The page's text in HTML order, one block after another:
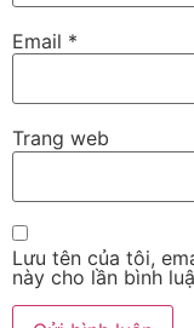
Email *
Trang web
Lưu tên của tôi,
này cho lần bình